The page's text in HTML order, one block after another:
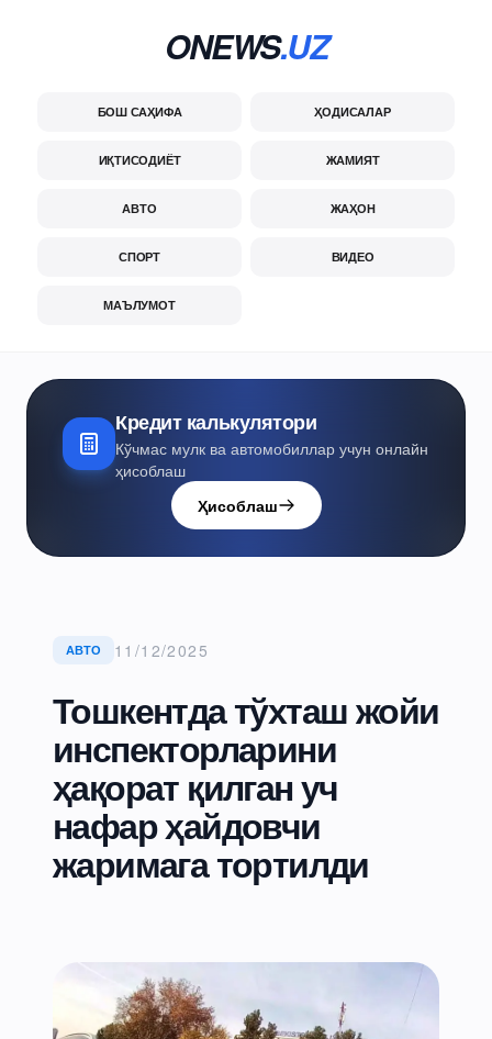
ONEWS.UZ
БОШ САҲИФА ҲОДИСАЛАР
ИҚТИСОДИЁТ ЖАМИЯТ
АВТО ЖАҲОН
СПОРТ ВИДЕО
МАЪЛУМОТ
Кредит калькулятори
Кўчмас мулк ва автомобиллар учун онлайн
ҳисоблаш
Ҳисоблаш
АВТО 11/12/2025
Тошкентда тўхташ жойи
инспекторларини
ҳақорат қилган уч
нафар ҳайдовчи
жаримага тортилди